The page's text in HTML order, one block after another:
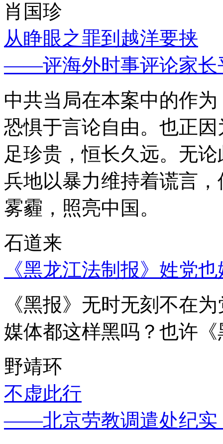
肖国珍
从睁眼之罪到越洋要挟
——评海外时事评论家长
中共当局在本案中的作
恐惧于言论自由。也正
足珍贵，恒长久远。无
兵地以暴力维持着谎言
雾霾，照亮中国。
石道来
《黑龙江法制报》姓党
《黑报》无时无刻不在
媒体都这样黑吗？也许
野靖环
不虚此行
——北京劳教调遣处纪实